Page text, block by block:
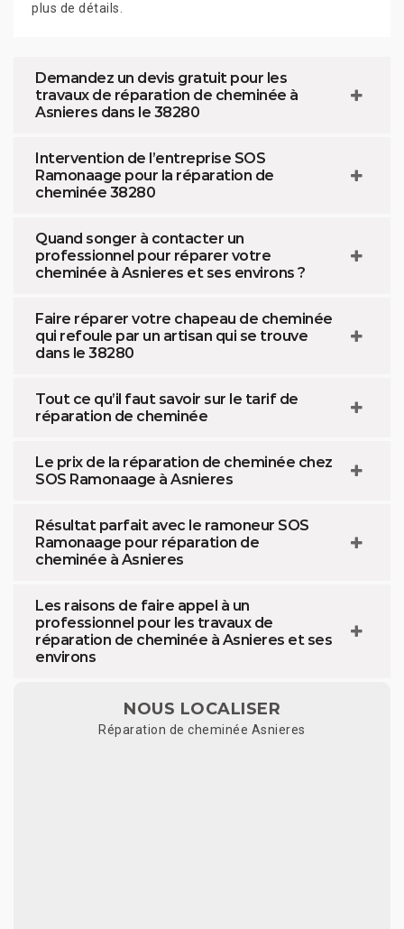
plus de détails.
Demandez un devis gratuit pour les
travaux de réparation de cheminée à
Asnieres dans le 38280
Intervention de l’entreprise SOS
Ramonaage pour la réparation de
cheminée 38280
Quand songer à contacter un
professionnel pour réparer votre
cheminée à Asnieres et ses environs ?
Faire réparer votre chapeau de cheminée
qui refoule par un artisan qui se trouve
dans le 38280
Tout ce qu’il faut savoir sur le tarif de
réparation de cheminée
Le prix de la réparation de cheminée chez
SOS Ramonaage à Asnieres
Résultat parfait avec le ramoneur SOS
Ramonaage pour réparation de
cheminée à Asnieres
Les raisons de faire appel à un
professionnel pour les travaux de
réparation de cheminée à Asnieres et ses
environs
NOUS LOCALISER
Réparation de cheminée Asnieres